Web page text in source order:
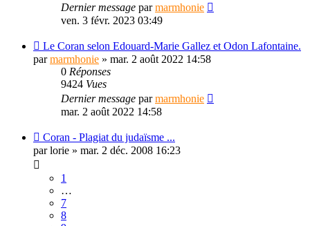
Dernier message parmarmhonie
ven. 3 févr. 2023 03:49
Le Coran selon Edouard-Marie Gallez et Odon Lafontaine.
parmarmhonie » mar. 2 août 2022 14:58
0 Réponses
9424 Vues
Dernier message parmarmhonie
mar. 2 août 2022 14:58
Coran - Plagiat du judaïsme ...
parlorie » mar. 2 déc. 2008 16:23
1
…
7
8